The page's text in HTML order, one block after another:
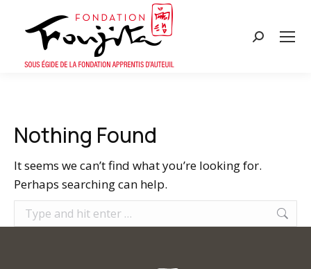
Search:
Nothing Found
It seems we can’t find what you’re looking for.
Perhaps searching can help.
Search: